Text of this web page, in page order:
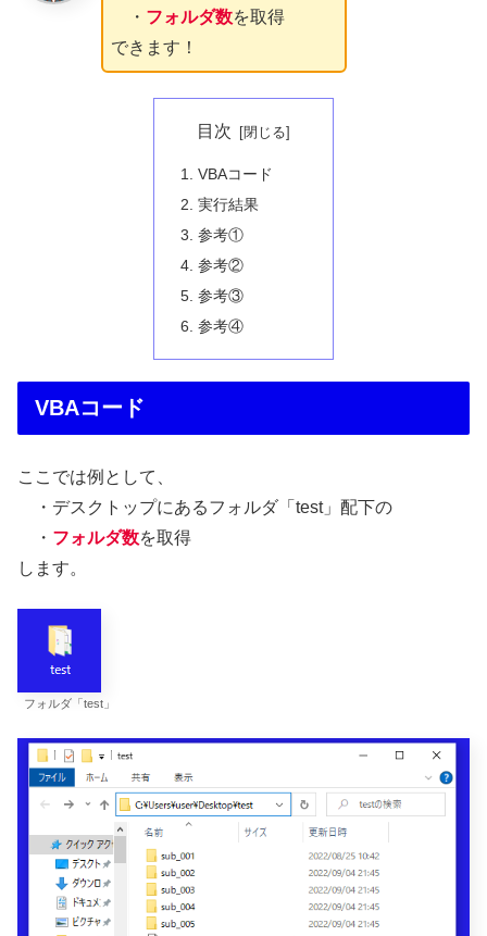
・ フォルダ数を取得
できます！
目次
VBAコード
実行結果
参考①
参考②
参考③
参考④
VBAコード
ここでは例として、
・デスクトップにあるフォルダ「test」配下の
・ フォルダ数を取得
します。
フォルダ「test」